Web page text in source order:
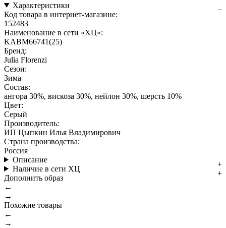
Характеристики
Код товара в интернет-магазине:
152483
Наименование в сети «ХЦ»:
KABM66741(25)
Бренд:
Julia Florenzi
Сезон:
Зима
Состав:
ангора 30%, вискоза 30%, нейлон 30%, шерсть 10%
Цвет:
Серый
Производитель:
ИП Цыпкин Илья Владимирович
Страна производства:
Россия
Описание
Наличие в сети ХЦ
Дополнить образ
←
→
Похожие товары
←
→